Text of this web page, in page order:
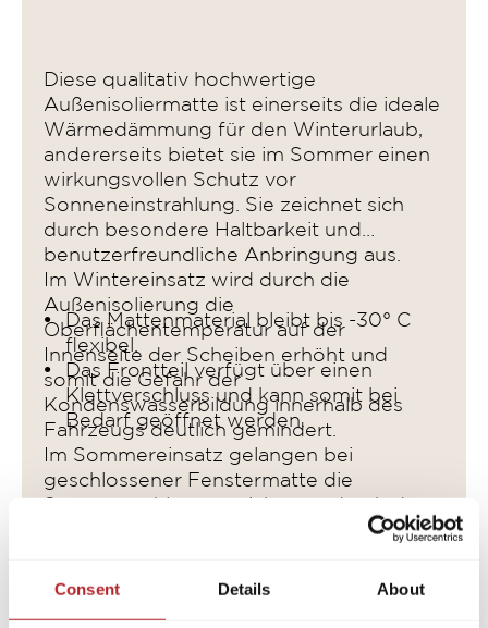
Consent Details About
Diese qualitativ hochwertige
Außenisoliermatte ist einerseits die ideale
Wärmedämmung für den Winterurlaub,
andererseits bietet sie im Sommer einen
wirkungsvollen Schutz vor
Sonneneinstrahlung. Sie zeichnet sich
durch besondere Haltbarkeit und
benutzerfreundliche Anbringung aus.
Im Wintereinsatz wird durch die
Außenisolierung die
Oberflächentemperatur auf der
Innenseite der Scheiben erhöht und
somit die Gefahr der
Kondenswasserbildung innerhalb des
Fahrzeugs deutlich gemindert.
Im Sommereinsatz gelangen bei
geschlossener Fenstermatte die
Scheibenglas und der Innenraum kann
Das Mattenmaterial bleibt bis -30° C
flexibel.
Das Frontteil verfügt über einen
Klettverschluss und kann somit bei
Bedarf geöffnet werden.
Teilintegriert: Die Matte wird einfach in